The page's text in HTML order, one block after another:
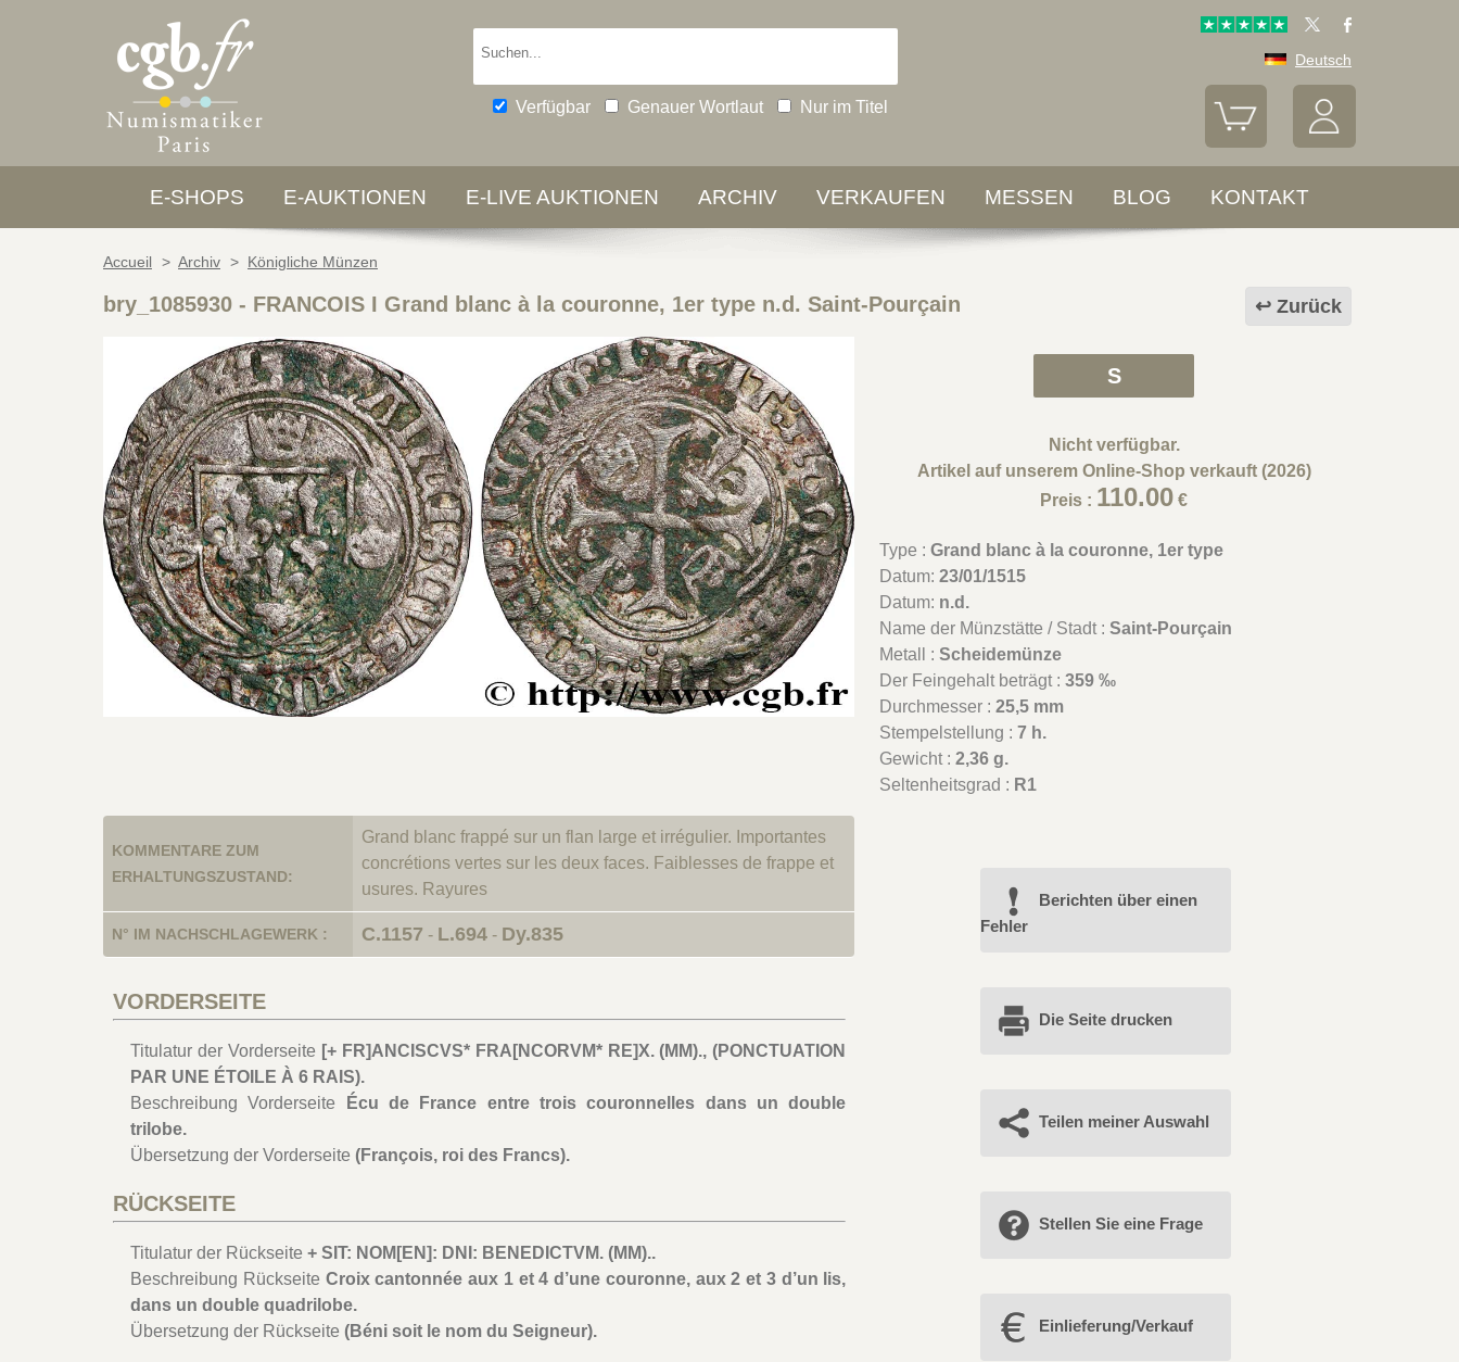
Verfügbar Genauer Wortlaut Nur im Titel
Deutsch
E-SHOPS E-AUKTIONEN E-LIVE AUKTIONEN ARCHIV VERKAUFEN MESSEN BLOG KONTAKT
Accueil > Archiv > Königliche Münzen
Zurück
bry_1085930 - FRANCOIS I Grand blanc à la couronne, 1er type n.d. Saint-Pourçain
S
Nicht verfügbar.
Artikel auf unserem Online-Shop verkauft (2026)
Preis : 110.00 €
Type :Grand blanc à la couronne, 1er type
Datum:23/01/1515
Datum: n.d.
Name der Münzstätte / Stadt :Saint-Pourçain
Metall :Scheidemünze
Der Feingehalt beträgt :359 ‰
Durchmesser :25,5 mm
Stempelstellung :7 h.
Gewicht :2,36 g.
Seltenheitsgrad : R1
KOMMENTARE ZUM
ERHALTUNGSZUSTAND:
Grand blanc frappé sur un flan large et irrégulier. Importantes
concrétions vertes sur les deux faces. Faiblesses de frappe et
usures. Rayures
N° IM NACHSCHLAGEWERK : C.1157 - L.694 - Dy.835
VORDERSEITE
Titulatur der Vorderseite [+ FR]ANCISCVS* FRA[NCORVM* RE]X. (MM)., (PONCTUATION
PAR UNE ÉTOILE À 6 RAIS).
Beschreibung Vorderseite
Écu de France entre trois couronnelles dans un double
trilobe.
Übersetzung der Vorderseite (François, roi des Francs).
RÜCKSEITE
Titulatur der Rückseite + SIT: NOM[EN]: DNI: BENEDICTVM. (MM)..
Beschreibung Rückseite Croix cantonnée aux 1 et 4 d’une couronne, aux 2 et 3 d’un lis,
dans un double quadrilobe.
Übersetzung der Rückseite (Béni soit le nom du Seigneur).
Berichten über einen
Fehler
Die Seite drucken
Teilen meiner Auswahl
Stellen Sie eine Frage
Einlieferung/Verkauf